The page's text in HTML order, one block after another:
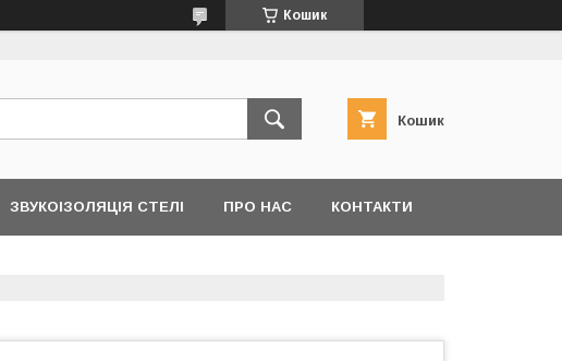
Кошик
Кошик
ЗВУКОІЗОЛЯЦІЯ СТЕЛІ ПРО НАС КОНТАКТИ